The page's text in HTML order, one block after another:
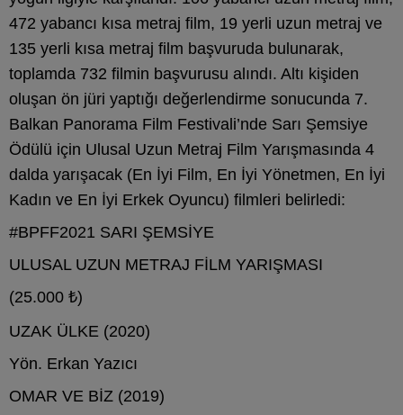
472 yabancı kısa metraj film, 19 yerli uzun metraj ve
135 yerli kısa metraj film başvuruda bulunarak,
toplamda 732 filmin başvurusu alındı. Altı kişiden
oluşan ön jüri yaptığı değerlendirme sonucunda 7.
Balkan Panorama Film Festivali’nde Sarı Şemsiye
Ödülü için Ulusal Uzun Metraj Film Yarışmasında 4
dalda yarışacak (En İyi Film, En İyi Yönetmen, En İyi
Kadın ve En İyi Erkek Oyuncu) filmleri belirledi:
#BPFF2021 SARI ŞEMSİYE
ULUSAL UZUN METRAJ FİLM YARIŞMASI
(25.000 ₺)
UZAK ÜLKE (2020)
Yön. Erkan Yazıcı
OMAR VE BİZ (2019)